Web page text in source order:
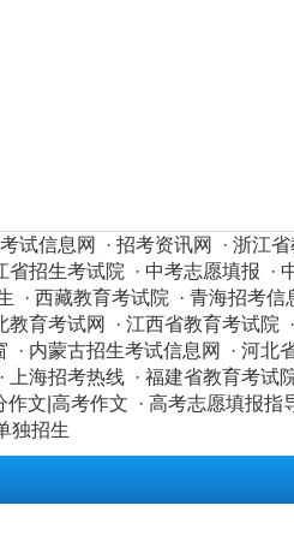
试信息网 · 招考资讯网 · 浙江省
省招生考试院 · 中考志愿填报 ·
· 西藏教育考试院 · 青海招考信
教育考试网 · 江西省教育考试院 ·
· 内蒙古招生考试信息网 · 河北
· 上海招考热线 · 福建省教育考试
作文|高考作文 · 高考志愿填报指
独招生